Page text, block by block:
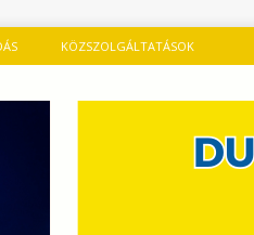
KÖZSZOLGÁLTATÁSOK